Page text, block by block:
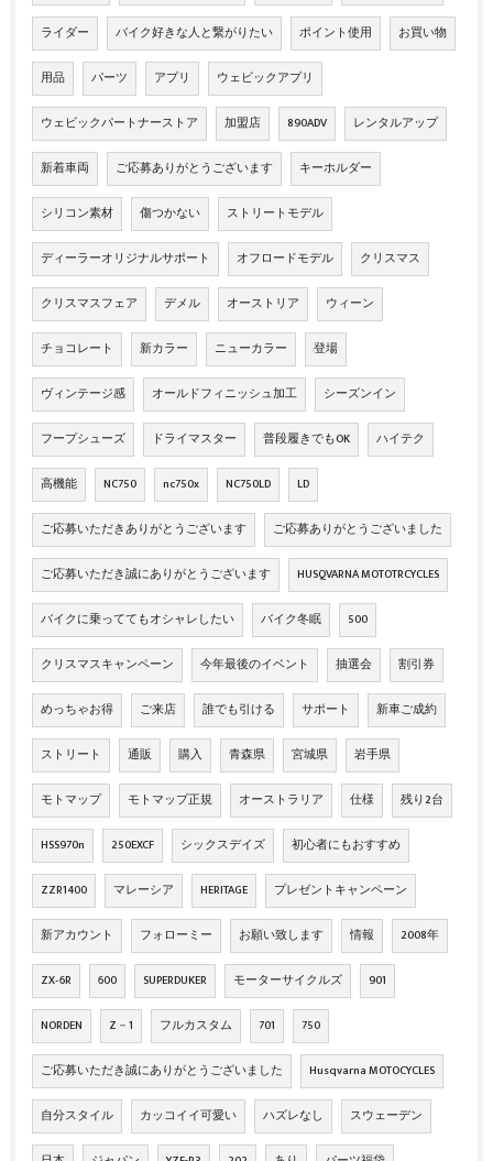
ライダー バイク好きな人と繋がりたい ポイント使用 お買い物
用品 パーツ アプリ ウェビックアプリ
ウェビックパートナーストア 加盟店 890ADV レンタルアップ
新着車両 ご応募ありがとうございます キーホルダー
シリコン素材 傷つかない ストリートモデル
ディーラーオリジナルサポート オフロードモデル クリスマス
クリスマスフェア デメル オーストリア ウィーン
チョコレート 新カラー ニューカラー 登場
ヴィンテージ感 オールドフィニッシュ加工 シーズンイン
フープシューズ ドライマスター 普段履きでもOK ハイテク
高機能 NC750 nc750x NC750LD LD
ご応募いただきありがとうございます ご応募ありがとうございました
ご応募いただき誠にありがとうございます HUSQVARNA MOTOTRCYCLES
バイクに乗っててもオシャレしたい バイク冬眠 500
クリスマスキャンペーン 今年最後のイベント 抽選会 割引券
めっちゃお得 ご来店 誰でも引ける サポート 新車ご成約
ストリート 通販 購入 青森県 宮城県 岩手県
モトマップ モトマップ正規 オーストラリア 仕様 残り2台
HSS970n 250EXCF シックスデイズ 初心者にもおすすめ
ZZR1400 マレーシア HERITAGE プレゼントキャンペーン
新アカウント フォローミー お願い致します 情報 2008年
ZX‐6R 600 SUPERDUKER モーターサイクルズ 901
NORDEN Z－1 フルカスタム 701 750
ご応募いただき誠にありがとうございました Husqvarna MOTOCYCLES
自分スタイル カッコイイ可愛い ハズレなし スウェーデン